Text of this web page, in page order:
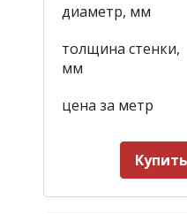
диаметр, мм
толщина стенки,
мм
цена за метр